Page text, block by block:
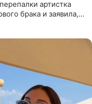
артистка
брака и заявила,